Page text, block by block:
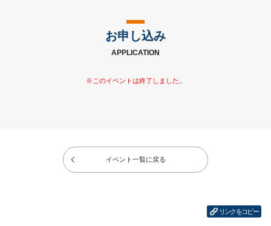
お申し込み
APPLICATION
イベント一覧に戻る
リンクをコピー